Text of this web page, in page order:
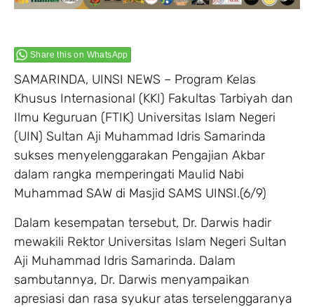
Share this on WhatsApp
SAMARINDA, UINSI NEWS – Program Kelas
Khusus Internasional (KKI) Fakultas Tarbiyah dan
Ilmu Keguruan (FTIK) Universitas Islam Negeri
(UIN) Sultan Aji Muhammad Idris Samarinda
sukses menyelenggarakan Pengajian Akbar
dalam rangka memperingati Maulid Nabi
Muhammad SAW di Masjid SAMS UINSI.(6/9)
Dalam kesempatan tersebut, Dr. Darwis hadir
mewakili Rektor Universitas Islam Negeri Sultan
Aji Muhammad Idris Samarinda. Dalam
sambutannya, Dr. Darwis menyampaikan
apresiasi dan rasa syukur atas terselenggaranya